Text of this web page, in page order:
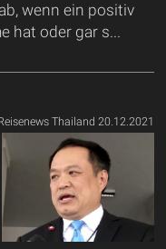
wenn ein positiv
hat oder gar s...
Thailand 20.12.2021